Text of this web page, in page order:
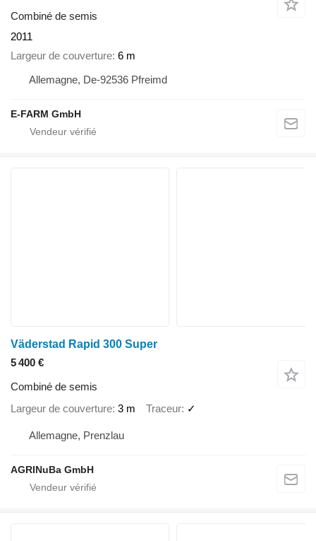
Combiné de semis
2011
Largeur de couverture 6 m
Allemagne, De-92536 Pfreimd
E-FARM GmbH
Väderstad Rapid 300 Super
5 400 €
Combiné de semis
Largeur de couverture 3 m Traceur ✓
Allemagne, Prenzlau
AGRINuBa GmbH